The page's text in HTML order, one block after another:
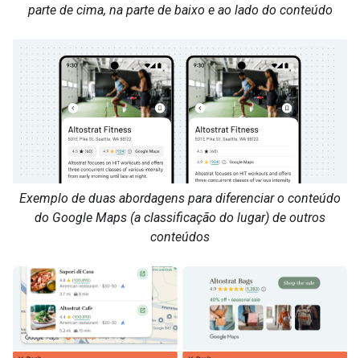
parte de cima, na parte de baixo e ao lado do conteúdo
Exemplo de duas abordagens para diferenciar o conteúdo
do Google Maps (a classificação do lugar) de outros
conteúdos